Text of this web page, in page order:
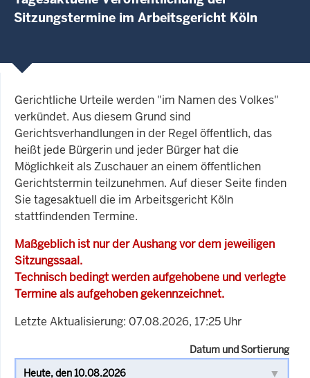
Sitzungstermine im Arbeitsgericht Köln
Gerichtliche Urteile werden "im Namen des Volkes"
verkündet. Aus diesem Grund sind
Gerichtsverhandlungen in der Regel öffentlich, das
heißt jede Bürgerin und jeder Bürger hat die
Möglichkeit als Zuschauer an einem öffentlichen
Gerichtstermin teilzunehmen. Auf dieser Seite finden
Sie tagesaktuell die im Arbeitsgericht Köln
stattfindenden Termine.
Maßgeblich ist nur der Aushang vor dem jeweiligen
Sitzungssaal.
Technisch bedingt werden aufgehobene und verlegte
Termine als aufgehoben gekennzeichnet.
Letzte Aktualisierung: 07.08.2026, 17:25 Uhr
Datum und Sortierung